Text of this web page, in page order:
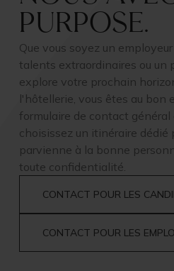
Purpose.
Que vous soyez un
talents extraordinaires ou un
explore votre prochain
l'hôtellerie, vous êtes au bon
formulaire de contact général
choisissez un itinéraire dédié
parvienne à la bonne
toute confidentialité.
CONTACT POUR LES
CONTACT POUR LES